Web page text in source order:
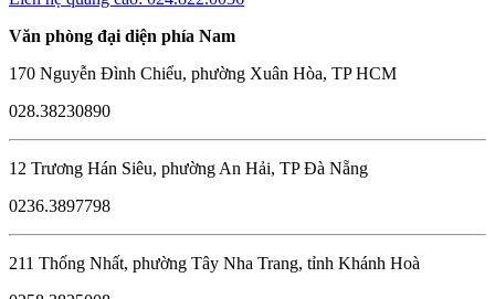
Văn phòng đại diện phía Nam
170 Nguyễn Đình Chiểu, phường Xuân Hòa, TP HCM
028.38230890
12 Trương Hán Siêu, phường An Hải, TP Đà Nẵng
0236.3897798
211 Thống Nhất, phường Tây Nha Trang, tỉnh Khánh Hoà